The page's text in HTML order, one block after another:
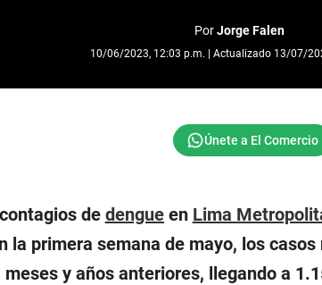
PorJorge Falen
10/06/2023, 12:03 p.m. | Actualizado 13/07/
de dengueen Lima
la primera semana de mayo, los
y años anteriores, llegando a